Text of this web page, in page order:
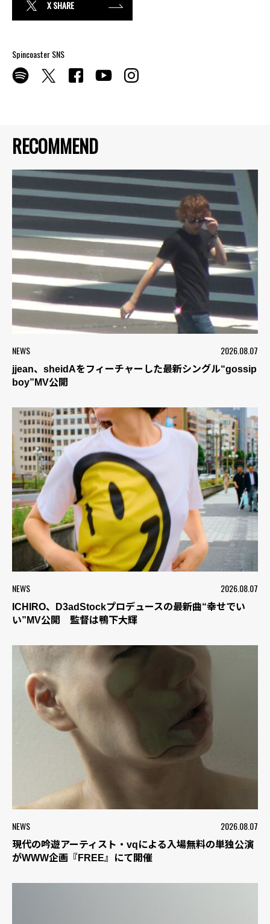
RECOMMEND
NEWS 2026.08.07
jjean、sheidAをフィーチャーした最新シングル“gossip
boy”MV公開
NEWS 2026.08.07
ICHIRO、D3adStockプロデュースの最新曲“幸せでい
い”MV公開 監督は鴨下大輝
NEWS 2026.08.07
現代の吟遊アーティスト・vqによる入場無料の単独公演
がWWW企画『FREE』にて開催
X SHARE
Spincoaster SNS